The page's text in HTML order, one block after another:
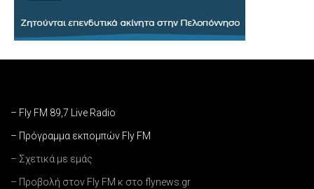
– Fly FM 89,7 Live Radio
– Πρόγραμμα εκπομπών Fly FM
– Σχετικά με εμάς
– Προβολή στον Fly FM κ στο flynews.gr